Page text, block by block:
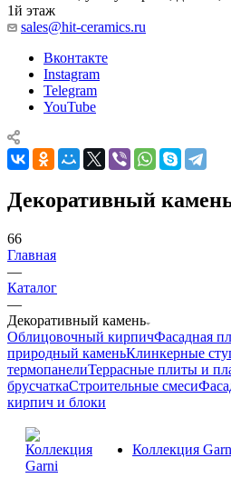
1й этаж
sales@hit-ceramics.ru
Вконтакте
Instagram
Telegram
YouTube
Декоративный
66
Главная
—
Каталог
—
Декоративный камень
Облицовочный кирпичФасадная
природный каменьКлинкерные
термопанелиТеррасные плиты и
брусчаткаСтроительные смеси
кирпич и блоки
Коллекция